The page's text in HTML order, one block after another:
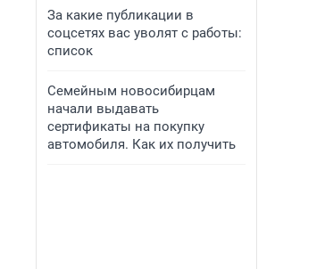
За какие публикации в
соцсетях вас уволят с работы:
список
Семейным новосибирцам
начали выдавать
сертификаты на покупку
автомобиля. Как их получить